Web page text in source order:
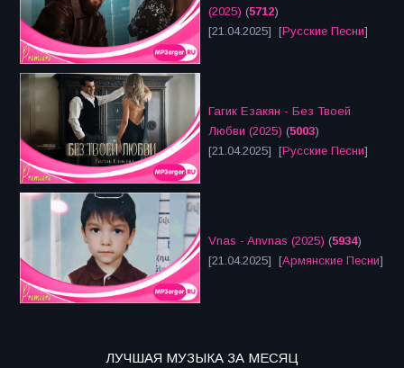
(2025) (5712)
[21.04.2025] [Русские Песни]
Гагик Езакян - Без Твоей
Любви (2025) (5003)
[21.04.2025] [Русские Песни]
Vnas - Anvnas (2025) (5934)
[21.04.2025] [Армянские Песни]
ЛУЧШАЯ МУЗЫКА ЗА МЕСЯЦ